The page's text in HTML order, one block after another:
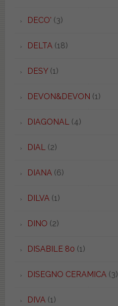
DECO' (3)
DELTA(18)
DESY(1)
DEVON&DEVON (1)
DIAGONAL(4)
DIAL(2)
DIANA(6)
DILVA(1)
DINO (2)
DISABILE 80 (1)
DISEGNO CERAMICA(3)
DIVA(1)